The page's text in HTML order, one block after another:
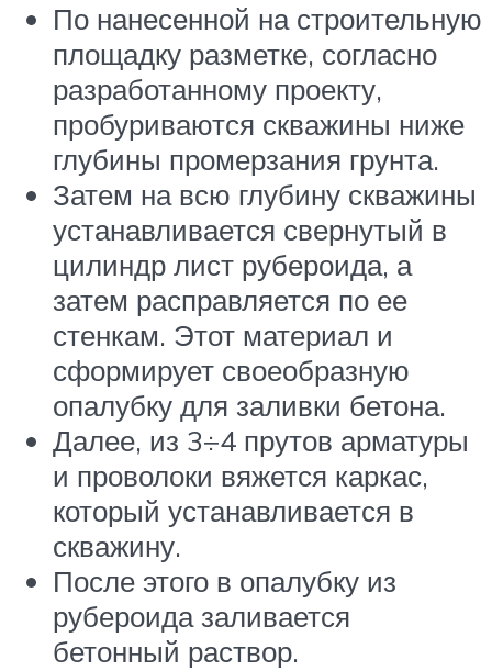
По нанесенной на строительную
площадку разметке, согласно
разработанному проекту,
пробуриваются скважины ниже
глубины промерзания грунта.
Затем на всю глубину скважины
устанавливается свернутый в
цилиндр лист рубероида, а
затем расправляется по ее
стенкам. Этот материал и
сформирует своеобразную
опалубку для заливки бетона.
Далее, из 3÷4 прутов арматуры
и проволоки вяжется каркас,
который устанавливается в
скважину.
После этого в опалубку из
рубероида заливается
бетонный раствор.